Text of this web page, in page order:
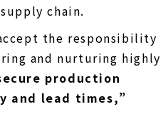
chain.
the responsibility
and nurturing highly
production
and lead times,”